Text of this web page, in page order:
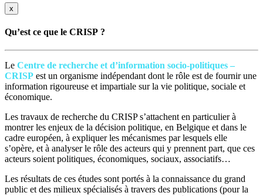
x
Qu’est ce que le CRISP ?
Le Centre de recherche et d’information socio-politiques –
CRISP est un organisme indépendant dont le rôle est de fournir une
information rigoureuse et impartiale sur la vie politique, sociale et
économique.
Les travaux de recherche du CRISP s’attachent en particulier à
montrer les enjeux de la décision politique, en Belgique et dans le
cadre européen, à expliquer les mécanismes par lesquels elle
s’opère, et à analyser le rôle des acteurs qui y prennent part, que ces
acteurs soient politiques, économiques, sociaux, associatifs…
Les résultats de ces études sont portés à la connaissance du grand
public et des milieux spécialisés à travers des publications (pour la